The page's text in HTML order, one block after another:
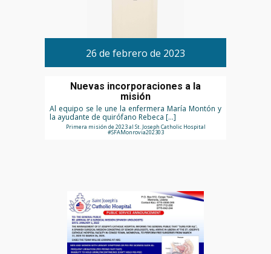
26 de febrero de 2023
Nuevas incorporaciones a la
misión
Al equipo se le une la enfermera María Montón y
la ayudante de quirófano Rebeca […]
Primera misión de 2023 al St. Joseph Catholic Hospital
#SFAMonrovia202303